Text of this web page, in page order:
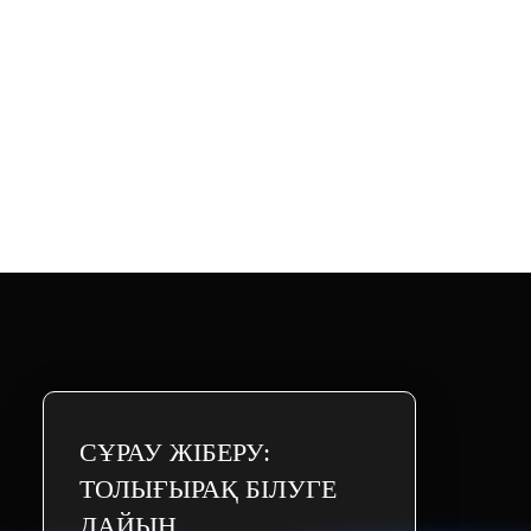
СҰРАУ ЖІБЕРУ:
ТОЛЫҒЫРАҚ БІЛУГЕ